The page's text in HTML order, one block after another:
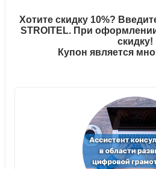
Хотите скидку 10%?
STROITEL. При
скидку!
Купон является